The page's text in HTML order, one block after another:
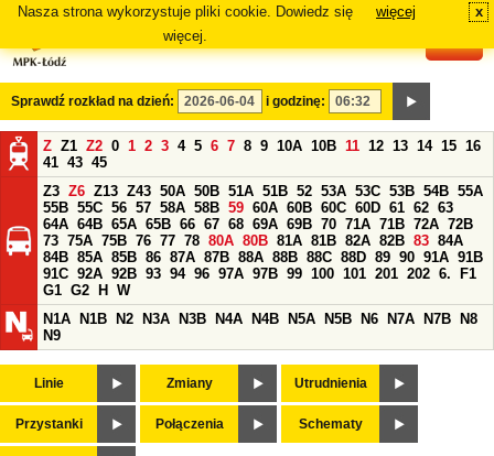
Nasza strona wykorzystuje pliki cookie. Dowiedz się
więcej.
więcej x
Sprawdź rozkład na dzień: i godzinę:
Z Z1 Z2 0 1 2 3 4 5 6 7 8 9 10A 10B 11 12 13 14 15 16
41 43 45
Z3 Z6 Z13 Z43 50A 50B 51A 51B 52 53A 53C 53B 54B 55A
55B 55C 56 57 58A 58B 59 60A 60B 60C 60D 61 62 63
64A 64B 65A 65B 66 67 68 69A 69B 70 71A 71B 72A 72B
73 75A 75B 76 77 78 80A 80B 81A 81B 82A 82B 83 84A
84B 85A 85B 86 87A 87B 88A 88B 88C 88D 89 90 91A 91B
91C 92A 92B 93 94 96 97A 97B 99 100 101 201 202 6.
F1
G1 G2 H
W
N1A
N1B N2 N3A N3B N4A N4B N5A N5B N6 N7A N7B
N8
N9
Linie Zmiany Utrudnienia
Przystanki Połączenia Schematy